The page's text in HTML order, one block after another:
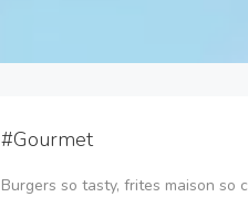
#Gourmet
Burgers so tasty, frites maison so